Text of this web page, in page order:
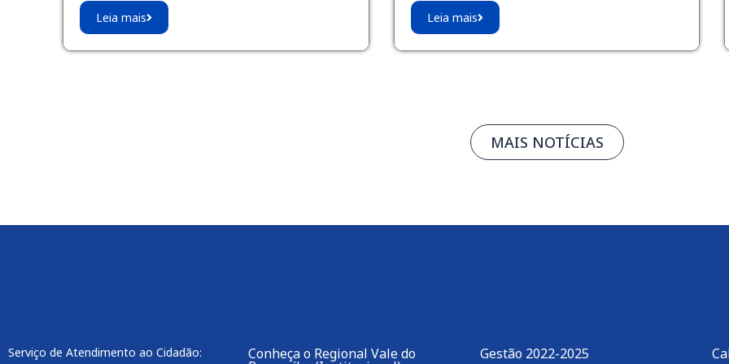
Leia mais Leia mais
MAIS NOTÍCIAS
Serviço de Atendimento ao Cidadão: Conheça o Regional Vale do Gestão 2022-2025